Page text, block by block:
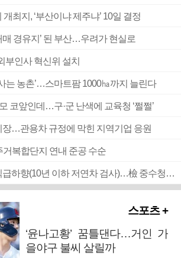
최지, ‘부산이냐 제주냐’ 10일 결정
매 경유지’ 된 부산…우려가 현실로
부인사 혁신위 설치
는 농촌’…스마트팜 1000㏊까지 늘린다
코앞인데…구·군 난색에 교육청 ‘쩔쩔’
장…관용차 규정에 막힌 지역기업 응원
거복합단지 연내 준공 수순
■ 검사 신분 버리고 직급하향(10년 이하 저연차 검사)…檢 중수청행 기피
스포츠 +
‘윤나고황’ 꿈틀댄다…거인 가
을야구 불씨 살릴까